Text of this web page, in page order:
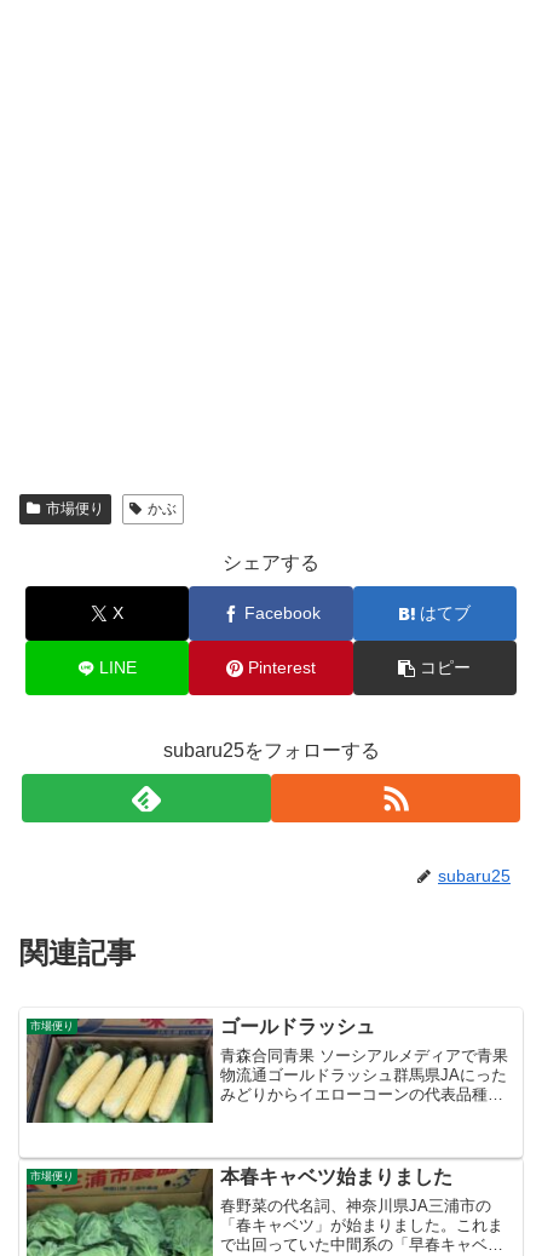
市場便り かぶ
シェアする
X Facebook はてブ
LINE Pinterest コピー
subaru25をフォローする
subaru25
関連記事
市場便り ゴールドラッシュ
青森合同青果 ソーシアルメディアで青果
物流通ゴールドラッシュ群馬県JAにった
みどりからイエローコーンの代表品種ゴ
ぐして食べる派なので...
市場便り 本春キャベツ始まりました
春野菜の代名詞、神奈川県JA三浦市の
「春キャベツ」が始まりました。これま
で出回っていた中間系の「早春キャベ